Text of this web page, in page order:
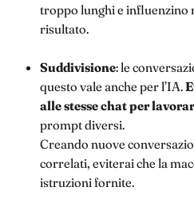
troppo lunghi e influenzino
risultato.
Suddivisione: le
questo vale anche per l’IA.
alle stesse chat per
prompt diversi.
Creando nuove
correlati, eviterai che la
istruzioni fornite.